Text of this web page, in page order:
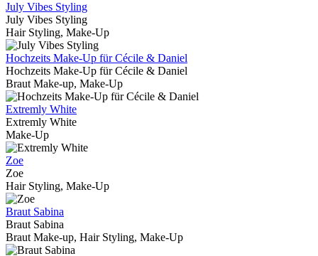
July Vibes Styling
July Vibes Styling
Hair Styling, Make-Up
Hochzeits Make-Up für Cécile & Daniel
Hochzeits Make-Up für Cécile & Daniel
Braut Make-up, Make-Up
Extremly White
Extremly White
Make-Up
Zoe
Zoe
Hair Styling, Make-Up
Braut Sabina
Braut Sabina
Braut Make-up, Hair Styling, Make-Up